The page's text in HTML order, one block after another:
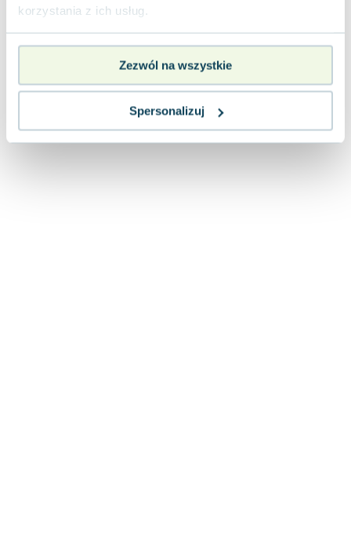
korzystania z ich usług.
Zezwól na wszystkie
Spersonalizuj
Lorraine Warren
Lucinda Riley